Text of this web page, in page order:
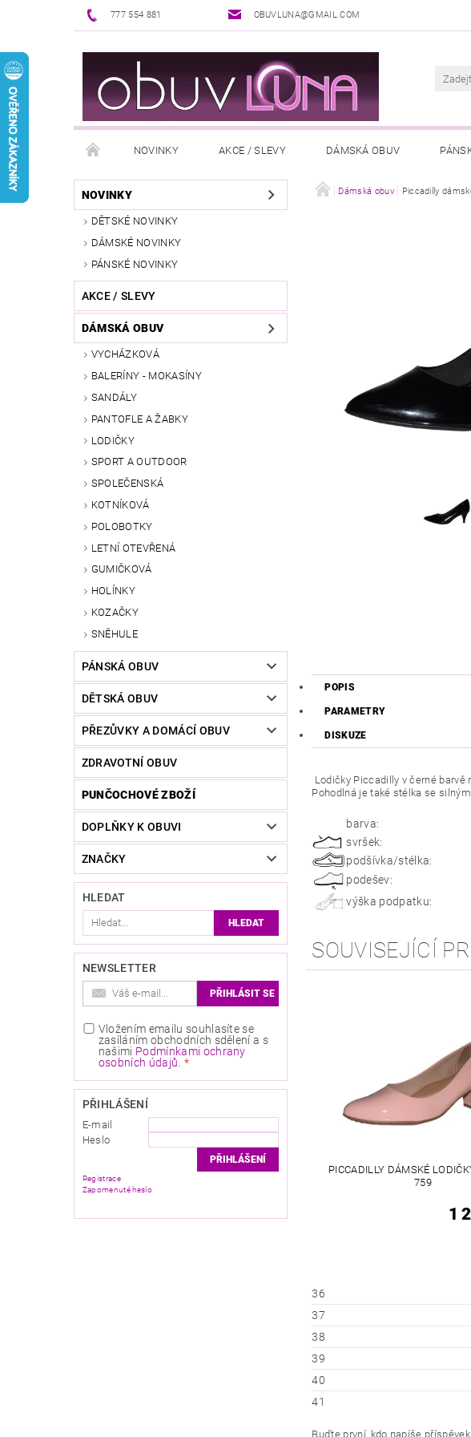
777 554 881 OBUVLUNA@GMAIL.COM
NOVINKY AKCE / SLEVY DÁMSKÁ OBUV
PUNČOCHOVÉ ZBOŽÍ DOPLŇKY K OBUVI VŠEOBECNÉ
REKLAMAČNÍ ŘÁD
NOVINKY
DĚTSKÉ NOVINKY
DÁMSKÉ NOVINKY
PÁNSKÉ NOVINKY
AKCE / SLEVY
DÁMSKÁ OBUV
VYCHÁZKOVÁ
BALERÍNY - MOKASÍNY
SANDÁLY
PANTOFLE A ŽABKY
LODIČKY
SPORT A OUTDOOR
SPOLEČENSKÁ
KOTNÍKOVÁ
POLOBOTKY
LETNÍ OTEVŘENÁ
GUMIČKOVÁ
HOLÍNKY
KOZAČKY
SNĚHULE
PÁNSKÁ OBUV
DĚTSKÁ OBUV
PŘEZŮVKY A DOMÁCÍ OBUV
ZDRAVOTNÍ OBUV
PUNČOCHOVÉ ZBOŽÍ
DOPLŇKY K OBUVI
ZNAČKY
HLEDAT
NEWSLETTER
Vložením emailu souhlasíte se
zasíláním obchodních sdělení a s
našimi Podmínkami ochrany
osobních údajů
PŘIHLÁŠENÍ
E-mail
Heslo
Registrace
Zapomenuté heslo
Dámská obuv Piccadilly
POPIS
PARAMETRY
DISKUZE
Lodičky Piccadilly v černé
Pohodlná je také stélka se
barva:
svršek:
podšívka/stélka:
podešev:
výška podpatku:
SOUVISEJÍCÍ
PICCADILLY DÁMSKÉ
759
1
36
37
38
39
40
41
Buďte první, kdo napíše